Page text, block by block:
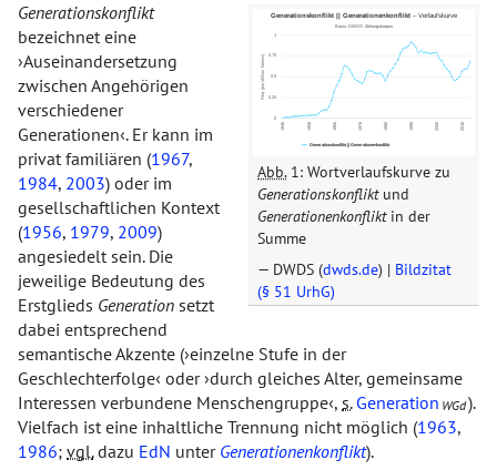
Abb.1: Wortverlaufskurve zu
Generationskonfliktund
Generationenkonfliktin der
Summe
DWDS (dwds.de) | Bildzitat
(§ 51 UrhG)
Generationskonflikt
bezeichnet eine
Auseinandersetzung
zwischen Angehörigen
verschiedener
Generationen . Er kann im
privat familiären (1967,
1984, 2003) oder im
gesellschaftlichen Kontext
(1956, 1979, 2009)
angesiedelt sein. Die
jeweilige Bedeutung des
Erstglieds Generation setzt
dabei entsprechend
semantische Akzente ( einzelne Stufe in der
Geschlechterfolge oder durch gleiches Alter, gemeinsame
Interessen verbundene Menschengruppe , s. Generation WGd).
Vielfach ist eine inhaltliche Trennung nicht möglich (1963,
1986; vgl.dazu EdN unter Generationenkonflikt).